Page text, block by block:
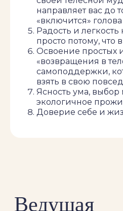
направляет вас до
«включится» голова
Радость и легкость
просто потому, что
Освоение простых
«возвращения в
самоподдержки,
взять в свою
Ясность ума,
экологичное
Доверие себе и